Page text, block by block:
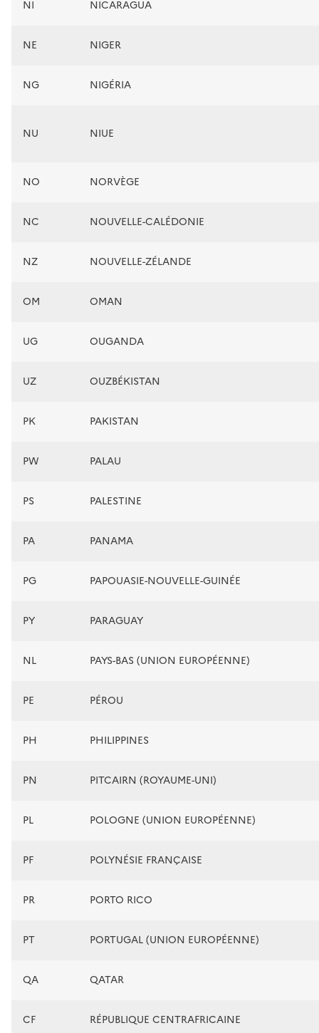
NI NICARAGUA
NE NIGER
NG NIGÉRIA
NU NIUE
NO NORVÈGE
NC NOUVELLE-CALÉDONIE
NZ NOUVELLE-ZÉLANDE
OM OMAN
UG OUGANDA
UZ OUZBÉKISTAN
PK PAKISTAN
PW PALAU
PS PALESTINE
PA PANAMA
PG PAPOUASIE-NOUVELLE-GUINÉE
PY PARAGUAY
NL PAYS-BAS (UNION EUROPÉENNE)
PE PÉROU
PH PHILIPPINES
PN PITCAIRN (ROYAUME-UNI)
PL POLOGNE (UNION EUROPÉENNE)
PF POLYNÉSIE FRANÇAISE
PR PORTO RICO
PT PORTUGAL (UNION EUROPÉENNE)
QA QATAR
CF RÉPUBLIQUE CENTRAFRICAINE